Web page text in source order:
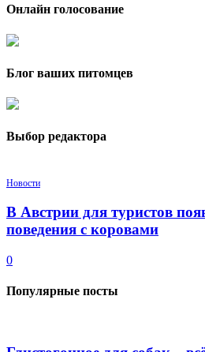
Онлайн голосование
Блог ваших питомцев
Выбор редактора
Новости
В Австрии для туристов
поведения с коровами
0
Популярные посты